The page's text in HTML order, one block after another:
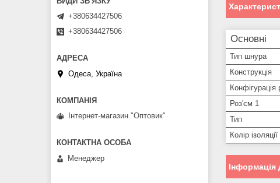
Основні
Тип шнура
Конструкція
Конфігурація
Роз'єм 1
Тип
Колір ізоляції
Інформація
+380634427506
+380634427506
Одеса, Україна
Інтернет-магазин "Оптовик"
Менеджер